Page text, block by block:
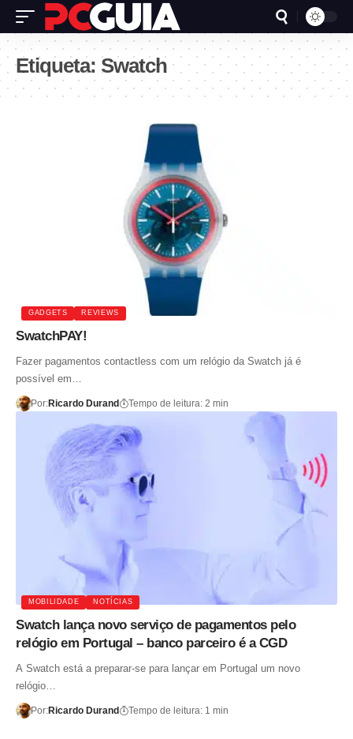
Etiqueta: Swatch
GADGETS REVIEWS
SwatchPAY!
Fazer pagamentos contactless com um relógio da Swatch já é
possível em…
Por:Ricardo Durand Tempo de leitura: 2 min
MOBILIDADE NOTÍCIAS
Swatch lança novo serviço de pagamentos pelo
relógio em Portugal – banco parceiro é a CGD
A Swatch está a preparar-se para lançar em Portugal um novo
relógio…
Por:Ricardo Durand Tempo de leitura: 1 min